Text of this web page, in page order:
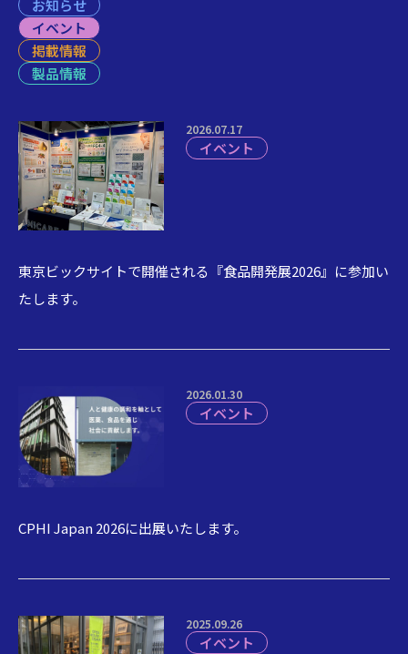
お知らせ
イベント
掲載情報
製品情報
イベント
2026.07.17
東京ビックサイトで開催される『食品開発展2026』に参加い
たします。
イベント
2026.01.30
CPHI Japan 2026に出展いたします。
イベント
2025.09.26